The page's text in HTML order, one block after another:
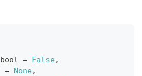
bool = False,
= None,